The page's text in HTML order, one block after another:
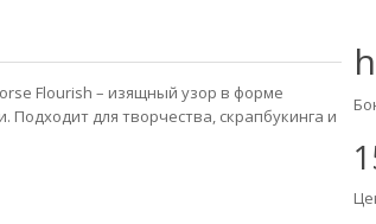
Flourish – изящный узор в форме
Подходит для творчества, скрапбукинга и